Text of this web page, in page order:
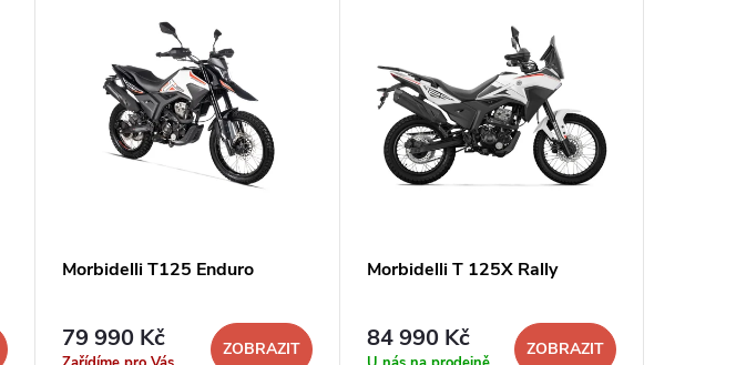
Morbidelli T125 Enduro
79 990 Kč ZOBRAZIT
Morbidelli T 125X Rally
84 990 Kč ZOBRAZIT